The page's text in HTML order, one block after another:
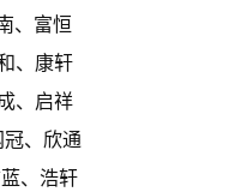
、富恒
、康轩
、启祥
、欣通
、浩轩